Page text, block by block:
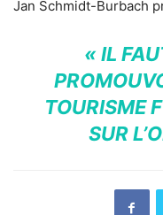
Jan Schmidt-Burbach
« IL
TOURISME
SUR